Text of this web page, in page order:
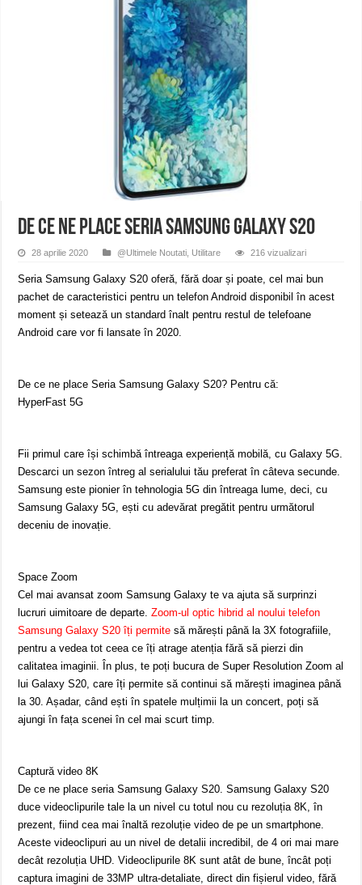
ANUNŢ OPRIRE APĂ în CARANSEBEȘ avarie
ANUNȚ OPRIRE APĂ în Reșița, cartier Țerova – avarie – 04.08.2026
De ce ne place seria Samsung Galaxy S20
28 aprilie 2020 @Ultimele Noutati Utilitare 216 vizualizari
Seria Samsung Galaxy S20 oferă, fără doar și poate, cel mai bun
pachet de caracteristici pentru un telefon Android disponibil în acest
moment și setează un standard înalt pentru restul de telefoane
Android care vor fi lansate în 2020.
De ce ne place Seria Samsung Galaxy S20? Pentru că:
HyperFast 5G
Fii primul care își schimbă întreaga experiență mobilă, cu Galaxy 5G.
Descarci un sezon întreg al serialului tău preferat în câteva secunde.
Samsung este pionier în tehnologia 5G din întreaga lume, deci, cu
Samsung Galaxy 5G, ești cu adevărat pregătit pentru următorul
deceniu de inovație.
Space Zoom
Cel mai avansat zoom Samsung Galaxy te va ajuta să surprinzi
lucruri uimitoare de departe.Zoom-ul optic hibrid al noului telefon
Samsung Galaxy S20 îți permite să mărești până la 3X fotografiile,
pentru a vedea tot ceea ce îți atrage atenția fără să pierzi din
calitatea imaginii. În plus, te poți bucura de Super Resolution Zoom al
lui Galaxy S20, care îți permite să continui să mărești imaginea până
la 30. Așadar, când ești în spatele mulțimii la un concert, poți să
ajungi în fața scenei în cel mai scurt timp.
Captură video 8K
De ce ne place seria Samsung Galaxy S20. Samsung Galaxy S20
duce videoclipurile tale la un nivel cu totul nou cu rezoluția 8K, în
prezent, fiind cea mai înaltă rezoluție video de pe un smartphone.
Aceste videoclipuri au un nivel de detalii incredibil, de 4 ori mai mare
decât rezoluția UHD. Videoclipurile 8K sunt atât de bune, încât poți
captura imagini de 33MP ultra-detaliate, direct din fișierul video, fără